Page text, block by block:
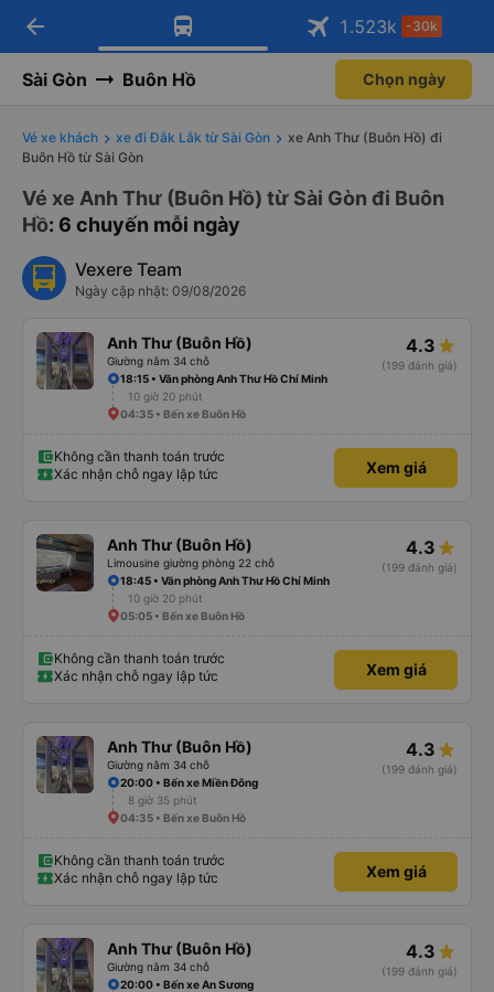
Tải app Vexere ngay!
Nhận ưu đãi thành viên độc
Mở app
Tải app Vexere
-30k/ghế khi đặt vé máy bay qua
Mở app
arrow_back 1.523k -30k
Sài Gòn Buôn Hồ Chọn ngày
Vé xe khách xe đi Đắk Lắk từ Sài Gòn
xe Anh Thư (Buôn Hồ) đi
Buôn Hồ từ Sài Gòn
Vé xe Anh Thư (Buôn Hồ) từ Sài Gòn đi Buôn
Hồ: 6 chuyến mỗi ngày
Vexere Team
Ngày cập nhật: 09/08/2026
Anh Thư (Buôn Hồ)
Giường nằm 34 chỗ
4.3
(199 đánh giá)
18:15 • Văn phòng Anh Thư Hồ Chí Minh
10 giờ 20 phút
04:35 • Bến xe Buôn Hồ
Không cần thanh toán trước
Xác nhận chỗ ngay lập tức
Xem giá
Anh Thư (Buôn Hồ)
Limousine giường phòng 22 chỗ
4.3
(199 đánh giá)
18:45 • Văn phòng Anh Thư Hồ Chí Minh
10 giờ 20 phút
05:05 • Bến xe Buôn Hồ
Không cần thanh toán trước
Xác nhận chỗ ngay lập tức
Xem giá
Anh Thư (Buôn Hồ)
Giường nằm 34 chỗ
4.3
(199 đánh giá)
20:00 • Bến xe Miền Đông
8 giờ 35 phút
04:35 • Bến xe Buôn Hồ
Không cần thanh toán trước
Xác nhận chỗ ngay lập tức
Xem giá
Anh Thư (Buôn Hồ)
Giường nằm 34 chỗ
4.3
(199 đánh giá)
20:00 • Bến xe An Sương